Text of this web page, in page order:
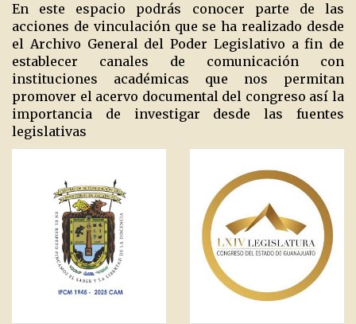
En este espacio podrás conocer parte de las
acciones de vinculación que se ha realizado desde
el Archivo General del Poder Legislativo a fin de
establecer canales de comunicación con
instituciones académicas que nos permitan
promover el acervo documental del congreso así la
importancia de investigar desde las fuentes
legislativas